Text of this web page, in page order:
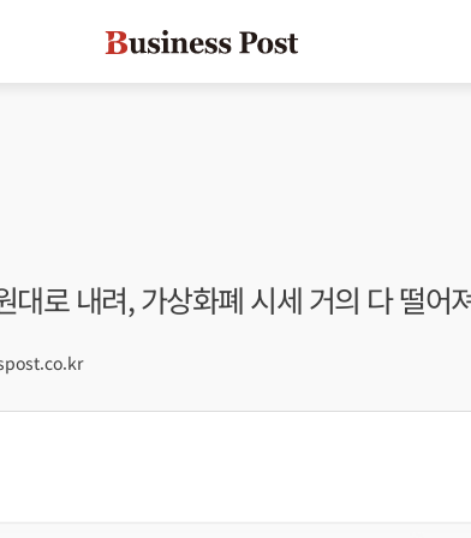
대로 내려, 가상화폐 시세 거의 다 떨어